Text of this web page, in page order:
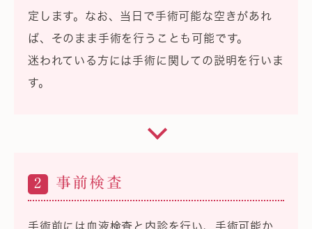
定します。なお、当日で手術可能な空きがあれ
ば、そのまま手術を行うことも可能です。
迷われている方には手術に関しての説明を行いま
す。
2 事前検査
手術前には血液検査と内診を行い、手術可能か